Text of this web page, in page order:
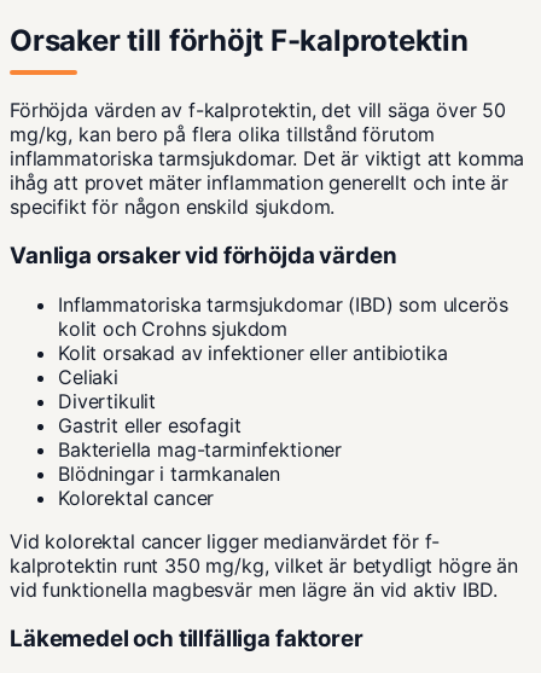
Orsaker till förhöjt F-kalprotektin
Förhöjda värden av f-kalprotektin, det vill säga över 50
mg/kg, kan bero på flera olika tillstånd förutom
inflammatoriska tarmsjukdomar. Det är viktigt att komma
ihåg att provet mäter inflammation generellt och inte är
specifikt för någon enskild sjukdom.
Vanliga orsaker vid förhöjda värden
Inflammatoriska tarmsjukdomar (IBD) som ulcerös
kolit och Crohns sjukdom
Kolit orsakad av infektioner eller antibiotika
Celiaki
Divertikulit
Gastrit eller esofagit
Bakteriella mag-tarminfektioner
Blödningar i tarmkanalen
Kolorektal cancer
Vid kolorektal cancer ligger medianvärdet för f-
kalprotektin runt 350 mg/kg, vilket är betydligt högre än
vid funktionella magbesvär men lägre än vid aktiv IBD.
Läkemedel och tillfälliga faktorer